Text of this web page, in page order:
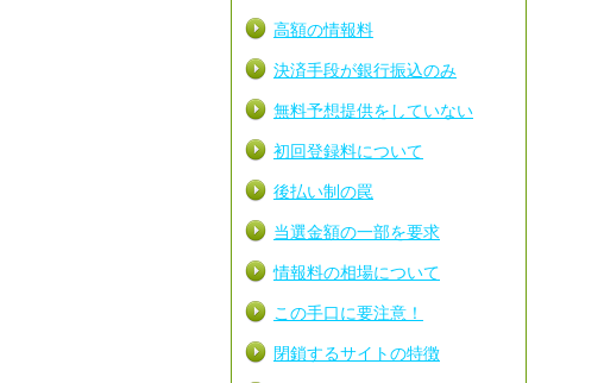
高額の情報料
決済手段が銀行振込のみ
無料予想提供をしていない
初回登録料について
後払い制の罠
当選金額の一部を要求
情報料の相場について
この手口に要注意！
閉鎖するサイトの特徴